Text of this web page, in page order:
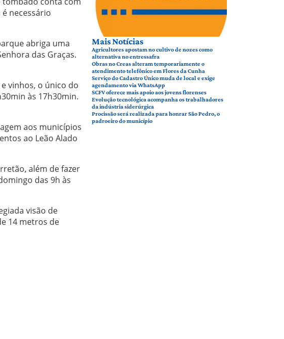
necessário
abriga uma
das Graças.
vinhos, o único do
às 17h30min.
aos municípios
ao Leão Alado
além de fazer
das 9h às
visão de
14 metros de
Mais Notícias
Agricultores apostam no cultivo de nozes como
alternativa no entressafra
Obras no Creas alteram temporariamente o
atendimento telefônico em Flores da Cunha
Serviço do Cadastro Único muda de local e exige
agendamento via WhatsApp
SCFV oferece mais apoio aos jovens florenses
Evolução tecnológica acompanha os trabalhadores
da indústria siderúrgica
Procissão será realizada para honrar São Pedro, o
padroeiro do município